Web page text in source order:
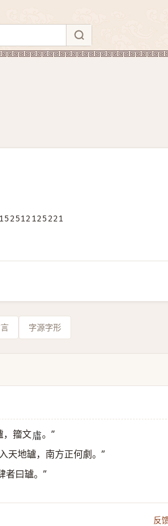
字源字形
，籀文𧇄 。”
天地罏，南方正何劇。”
者曰罏。”
反